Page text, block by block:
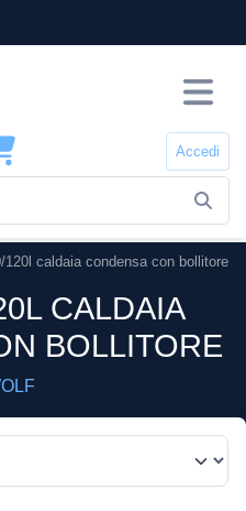
Accedi
120l caldaia condensa con bollitore
CALDAIA
BOLLITORE